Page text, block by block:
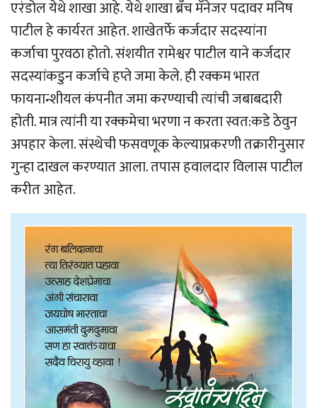
एरंडोल येथे शाखा आहे. येथे शाखा ब्रँच मॅनेजर पदावर मनिष
पाटील हे कार्यरत आहेत. शाखेतर्फे कर्जदार सदस्यांना
कर्जाचा पुरवठा होतो. संशयीत रामेश्वर पाटील याने कर्जदार
सदस्यांकडुन कर्जाचे हप्ते जमा केले. ही रक्कम भारत
फायनान्शीयल कंपनीत जमा करण्याची त्यांची जबाबदारी
होती. मात्र त्यांनी या रक्कमेचा भरणा न करता स्वत:कडे ठेवुन
अपहार केला. संस्थेची फसवणूक केल्याप्रकरणी तक्रारीनुसार
गुन्हा दाखल करण्यात आला. तपास हवालदार विलास पाटील
करीत आहेत.